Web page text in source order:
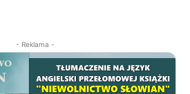
- Reklama -